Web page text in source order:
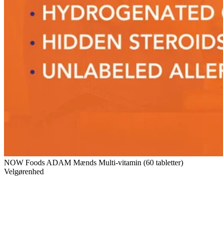
NOW Foods ADAM Mænds Multi-vitamin (60 tabletter)
Velgørenhed